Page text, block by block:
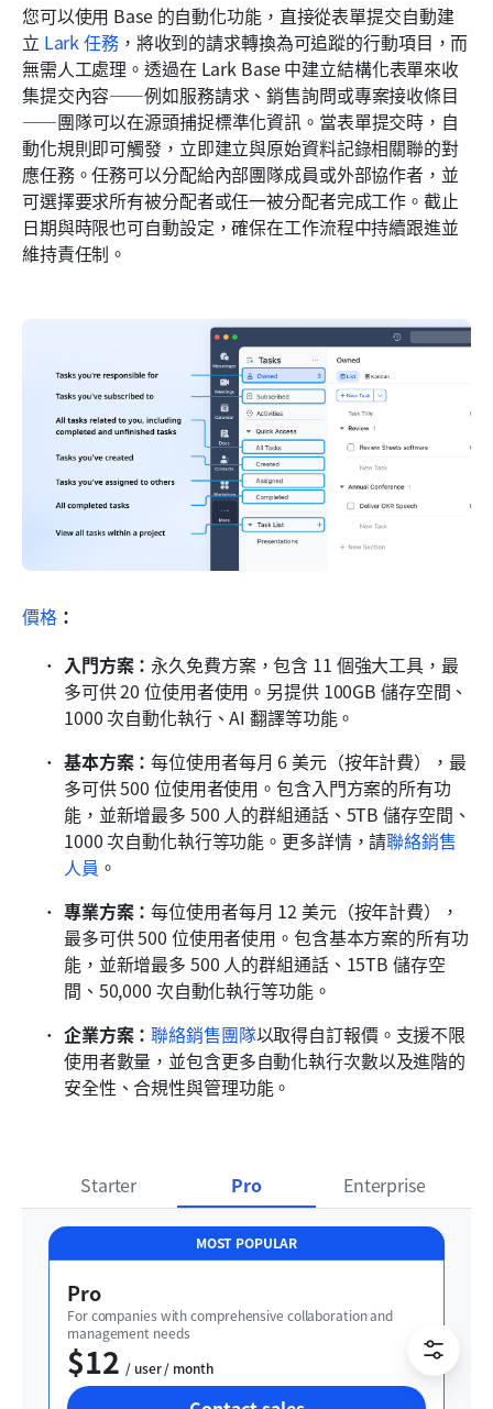
您可以使用 Base 的自動化功能，直接從表單提交自動建
立 Lark 任務，將收到的請求轉換為可追蹤的行動項目，而
無需人工處理。透過在 Lark Base 中建立結構化表單來收
集提交內容——例如服務請求、銷售詢問或專案接收條目
——團隊可以在源頭捕捉標準化資訊。當表單提交時，自
動化規則即可觸發，立即建立與原始資料記錄相關聯的對
應任務。任務可以分配給內部團隊成員或外部協作者，並
可選擇要求所有被分配者或任一被分配者完成工作。截止
日期與時限也可自動設定，確保在工作流程中持續跟進並
維持責任制。
價格：
入門方案： 永久免費方案，包含 11 個強大工具，最
多可供 20 位使用者使用。另提供 100GB 儲存空間、
1000 次自動化執行、AI 翻譯等功能。
基本方案：每位使用者每月 6 美元（按年計費），最
多可供 500 位使用者使用。包含入門方案的所有功
能，並新增最多 500 人的群組通話、5TB 儲存空間、
1000 次自動化執行等功能。更多詳情，請聯絡銷售
人員 。
專業方案：每位使用者每月 12 美元（按年計費），
最多可供 500 位使用者使用。包含基本方案的所有功
能，並新增最多 500 人的群組通話、15TB 儲存空
間、50,000 次自動化執行等功能。
企業方案：聯絡銷售團隊以取得自訂報價。支援不限
使用者數量，並包含更多自動化執行次數以及進階的
安全性、合規性與管理功能。
Starter Pro Enterprise
MOST POPULAR
Pro
For companies with comprehensive collaboration and
management needs
$12
  / user / month